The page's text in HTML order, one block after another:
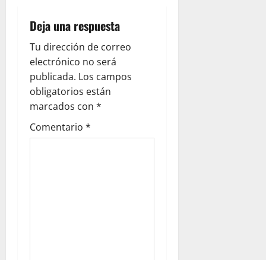
c
i
ó
n
d
e
Deja una respuesta
Tu dirección de correo
electrónico no será
publicada. Los campos
obligatorios están
marcados con *
Comentario *